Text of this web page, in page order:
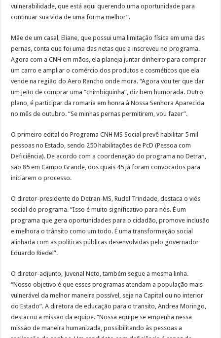
vulnerabilidade, que está aqui querendo uma oportunidade para
continuar sua vida de uma forma melhor”.
Mãe de um casal, Eliane, que possui uma limitação física em uma das
pernas, conta que foi uma das netas que a inscreveu no programa.
Agora com a CNH em mãos, ela planeja juntar dinheiro para comprar
um carro e ampliar o comércio dos produtos e cosméticos que ela
vende na região do Aero Rancho onde mora. “Agora vou ter que dar
um jeito de comprar uma “chimbiquinha”, diz bem humorada. Outro
plano, é participar da romaria em honra à Nossa Senhora Aparecida
no mês de outubro. “Se minhas pernas permitirem, vou fazer”.
O primeiro edital do Programa CNH MS Social prevê habilitar 5 mil
pessoas no Estado, sendo 250 habilitações de PcD (Pessoa com
Deficiência). De acordo com a coordenação do programa no Detran,
são 85 em Campo Grande, dos quais 45 já foram convocados para
iniciarem o processo.
O diretor-presidente do Detran-MS, Rudel Trindade, destaca o viés
social do programa. “Isso é muito significativo para nós. É um
programa que gera oportunidades para o cidadão, promove inclusão
e melhora o trânsito como um todo. É uma transformação social
alinhada com as políticas públicas desenvolvidas pelo governador
Eduardo Riedel”.
O diretor-adjunto, Juvenal Neto, também segue a mesma linha.
“Nosso objetivo é que esses programas atendam a população mais
vulnerável da melhor maneira possível, seja na Capital ou no interior
do Estado”. A diretora de educação para o transito, Andrea Moringo,
destacou a missão da equipe. “Nossa equipe se empenha nessa
missão de maneira humanizada, possibilitando às pessoas a